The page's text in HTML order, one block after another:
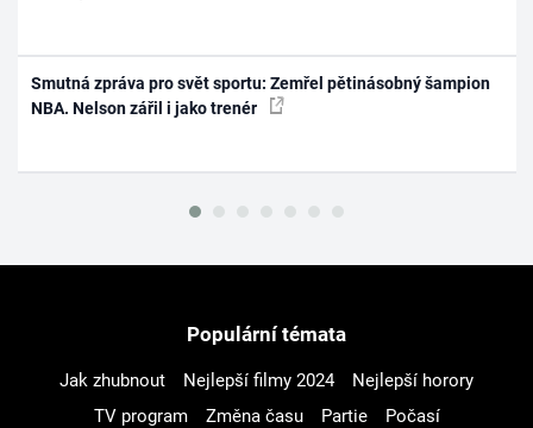
Smutná zpráva pro svět sportu: Zemřel pětinásobný šampion
NBA. Nelson zářil i jako trenér
Populární témata
Jak zhubnout Nejlepší filmy 2024
Nejlepší horory
TV program
Změna času Partie
Počasí